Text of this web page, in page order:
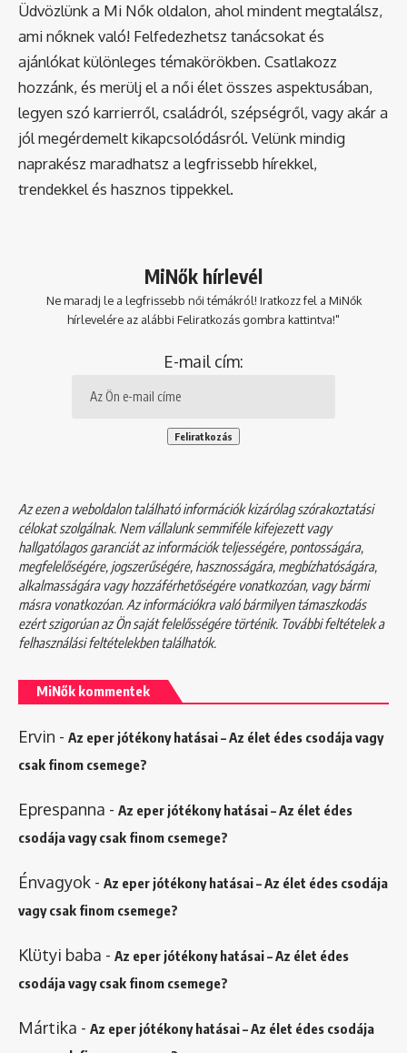
Üdvözlünk a Mi Nők oldalon, ahol mindent megtalálsz,
ami nőknek való! Felfedezhetsz tanácsokat és
ajánlókat különleges témakörökben. Csatlakozz
hozzánk, és merülj el a női élet összes aspektusában,
legyen szó karrierről, családról, szépségről, vagy akár a
jól megérdemelt kikapcsolódásról. Velünk mindig
naprakész maradhatsz a legfrissebb hírekkel,
trendekkel és hasznos tippekkel.
MiNők hírlevél
Ne maradj le a legfrissebb női témákról! Iratkozz fel a MiNők
hírlevelére az alábbi Feliratkozás gombra kattintva!"
E-mail cím:
Az ezen a weboldalon található információk kizárólag szórakoztatási
célokat szolgálnak. Nem vállalunk semmiféle kifejezett vagy
hallgatólagos garanciát az információk teljességére, pontosságára,
megfelelőségére, jogszerűségére, hasznosságára, megbízhatóságára,
alkalmasságára vagy hozzáférhetőségére vonatkozóan, vagy bármi
másra vonatkozóan. Az információkra való bármilyen támaszkodás
ezért szigorúan az Ön saját felelősségére történik. További feltételek a
felhasználási feltételekbentalálhatók.
MiNők kommentek
Ervin - Az eper jótékony hatásai – Az élet édes csodája vagy
csak finom csemege?
Eprespanna - Az eper jótékony hatásai – Az élet édes
csodája vagy csak finom csemege?
Énvagyok - Az eper jótékony hatásai – Az élet édes csodája
vagy csak finom csemege?
Klütyi baba - Az eper jótékony hatásai – Az élet édes
csodája vagy csak finom csemege?
Mártika - Az eper jótékony hatásai – Az élet édes csodája